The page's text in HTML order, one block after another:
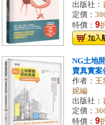
出版社：
定價：
特價： 9
NG土地
賣真實案
作者： 王
妮編
出版社：
定價：
特價： 9